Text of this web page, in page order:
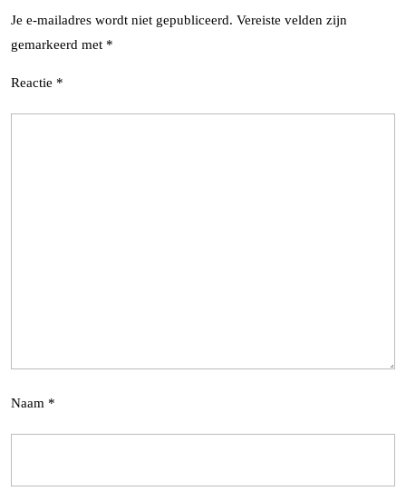
Je e-mailadres wordt niet gepubliceerd. Vereiste velden zijn
gemarkeerd met *
Reactie *
Naam *